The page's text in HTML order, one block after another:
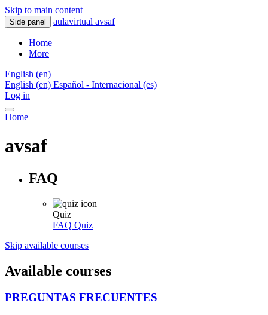
Skip to main content
Side panel aulavirtual avsaf
Home
More
English ‎(en)‎
English ‎(en)‎ Español - Internacional ‎(es)‎
Log in
Home
avsaf
FAQ
Quiz
FAQ Quiz
Skip available courses
Available courses
PREGUNTAS FRECUENTES